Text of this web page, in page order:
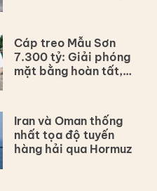
Cáp treo Mẫu Sơn
7.300 tỷ: Giải phóng
mặt bằng hoàn tất,
Iran và Oman thống
nhất tọa độ tuyến
hàng hải qua Hormuz